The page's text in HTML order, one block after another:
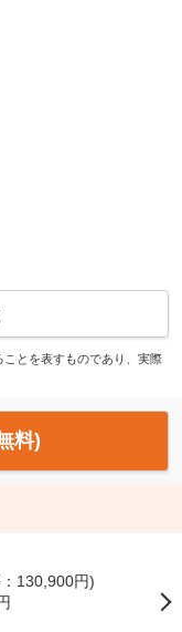
とを表すものであり、実際
料)
130,900円)